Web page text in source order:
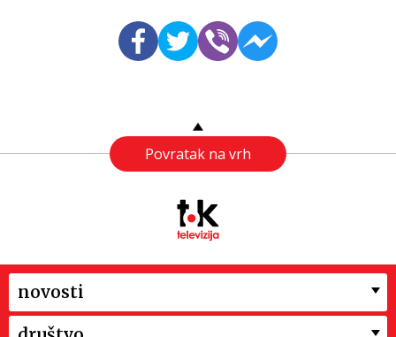
Povratak na vrh
novosti